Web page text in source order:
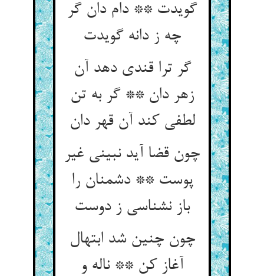
گویدت ** دام دان گر
گر ترا قندی دهد آن
زهر دان ** گر به تن
لطفی کند آن قهر دان‌‌
چون قضا آید نبینی غیر
پوست ** دشمنان را
چون چنین شد ابتهال
آغاز کن ** ناله و